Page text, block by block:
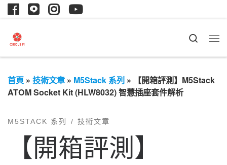
Search
首頁 » 技術文章 » M5Stack 系列 »
【開箱評測】M5Stack
ATOM Socket Kit (HLW8032) 智慧插座套件解析
M5STACK 系列 技術文章
【開箱評測】